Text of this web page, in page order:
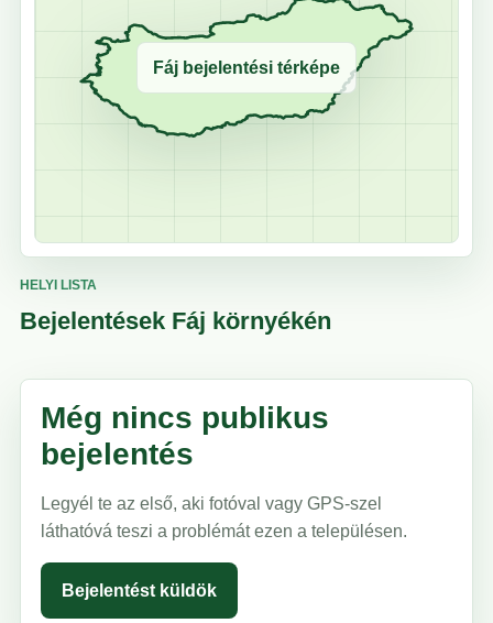
Fáj bejelentési térképe
HELYI LISTA
Bejelentések Fáj környékén
Még nincs publikus
bejelentés
Legyél te az első, aki fotóval vagy GPS-szel
láthatóvá teszi a problémát ezen a településen.
Bejelentést küldök